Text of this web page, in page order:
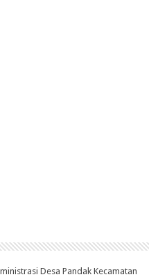
Desa Pandak Kecamatan